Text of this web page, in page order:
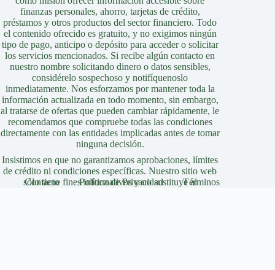
finanzas personales, ahorro, tarjetas de crédito,
préstamos y otros productos del sector financiero. Todo
el contenido ofrecido es gratuito, y no exigimos ningún
tipo de pago, anticipo o depósito para acceder o solicitar
los servicios mencionados. Si recibe algún contacto en
nuestro nombre solicitando dinero o datos sensibles,
considérelo sospechoso y notifíquenoslo
inmediatamente. Nos esforzamos por mantener toda la
información actualizada en todo momento, sin embargo,
al tratarse de ofertas que pueden cambiar rápidamente, le
recomendamos que compruebe todas las condiciones
directamente con las entidades implicadas antes de tomar
ninguna decisión.
Insistimos en que no garantizamos aprobaciones, límites
de crédito ni condiciones específicas. Nuestro sitio web
sólo tiene fines informativos y no sustituye al
Contacto Política de Privacidad Términos